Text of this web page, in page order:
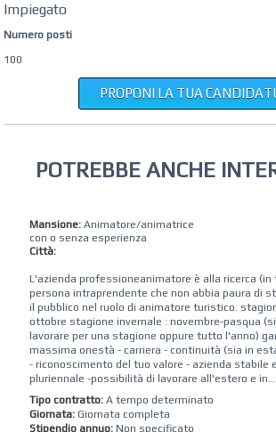
Impiegato
Numero posti
100
PROPONI LA TUA
POTREBBE ANCHE
Mansione:Animatore/animatrice
con o senza esperienza
Città:
L'azienda professioneanimatore è alla ricerca
persona intraprendente che non abbia paura di
il pubblico nel ruolo di animatore turistico.
ottobre stagione invernale : novembre-pasqua
lavorare per una stagione oppure tutto l'anno)
massima onestà - carriera - continuità (sia in
- riconoscimento del tuo valore - azienda stabile
pluriennale -possibilità di lavorare all'estero e in...
Tipo contratto:A tempo determinato
Giornata: Giornata completa
Stipendio annuo: Non specificato